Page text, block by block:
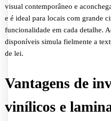
visual contemporâneo e
e é ideal para locais com grande
funcionalidade em cada detalhe.
disponíveis simula fielmente a
de lei.
Vantagens de
vinílicos e